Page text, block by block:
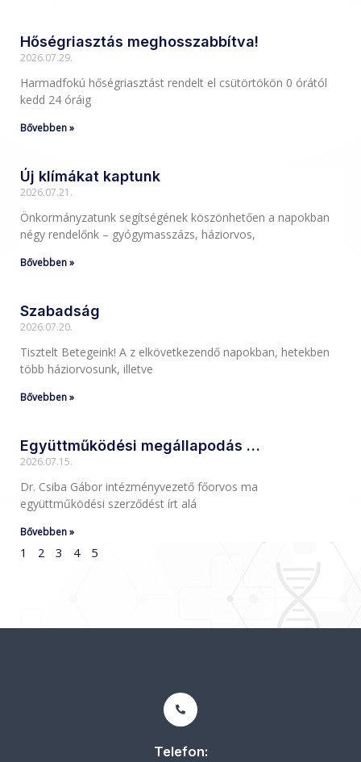
Hőségriasztás meghosszabbítva!
2026.07.29.
Harmadfokú hőségriasztást rendelt el csütörtökön 0 órától
kedd 24 óráig
Bővebben »
Új klímákat kaptunk
2026.07.21.
Önkormányzatunk segítségének köszönhetően a napokban
négy rendelőnk – gyógymasszázs, háziorvos,
Bővebben »
Szabadság
2026.07.20.
Tisztelt Betegeink! A z elkövetkezendő napokban, hetekben
több háziorvosunk, illetve
Bővebben »
Együttműködési megállapodás …
2026.07.15.
Dr. Csiba Gábor intézményvezető főorvos ma
együttműködési szerződést írt alá
Bővebben »
1 2 3 4 5
Telefon: